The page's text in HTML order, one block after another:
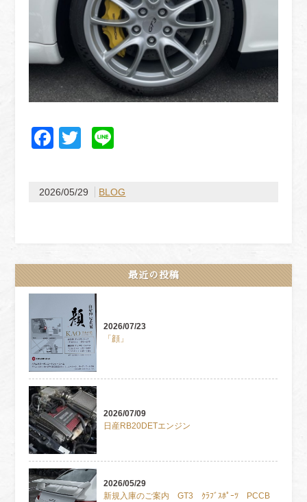
Facebook
Twitter
2026/05/29 BLOG
最近の投稿
2026/07/23
「顔」
2026/07/09
日産RB20DETエンジン
2026/05/29
新規入庫のご案内 GT3 ｸﾗﾌﾞｽﾎﾟｰﾂ PCCB